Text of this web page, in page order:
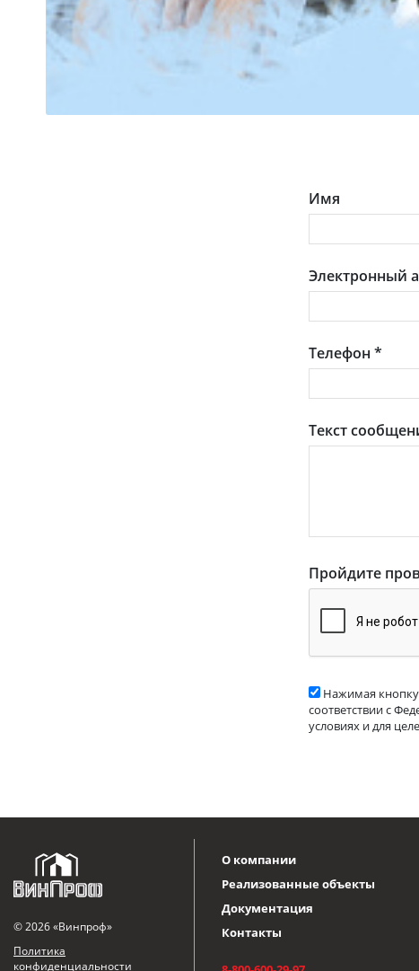
Имя
Электронный
Телефон *
Текст
Пройдите
Нажимая кнопку
соответствии с
условиях и для
© 2026 «Винпроф»
Политика
конфиденциальности
О компании
Реализованные объекты
Документация
Контакты